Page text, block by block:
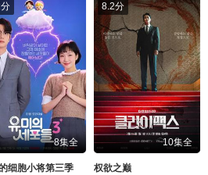
8集全
细胞小将第三季
8.2分
10集全
权欲之巅